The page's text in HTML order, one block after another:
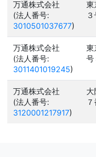
万通株式会社
(法人番号:
3010501037677)
東
万通株式会社
(法人番号:
3011401019245)
東
号
万通株式会社
(法人番号:
3120001217917)